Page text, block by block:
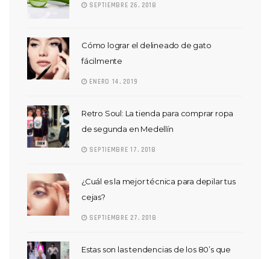
SEPTIEMBRE 26, 2018
Cómo lograr el delineado de gato
fácilmente
ENERO 14, 2019
Retro Soul: La tienda para comprar ropa
de segunda en Medellín
SEPTIEMBRE 17, 2018
¿Cuál es la mejor técnica para depilar tus
cejas?
SEPTIEMBRE 27, 2018
Estas son las tendencias de los 80’s que